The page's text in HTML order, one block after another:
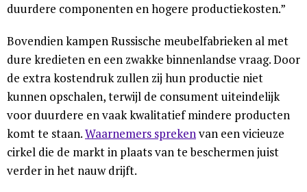
duurdere componenten en hogere productiekosten.”
Bovendien kampen Russische meubelfabrieken al met
dure kredieten en een zwakke binnenlandse vraag. Door
de extra kostendruk zullen zij hun productie niet
kunnen opschalen, terwijl de consument uiteindelijk
voor duurdere en vaak kwalitatief mindere producten
komt te staan.Waarnemers sprekenvan een vicieuze
cirkel die de markt in plaats van te beschermen juist
verder in het nauw drijft.